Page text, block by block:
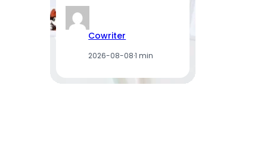
Cowriter
2026-08-08·1 min